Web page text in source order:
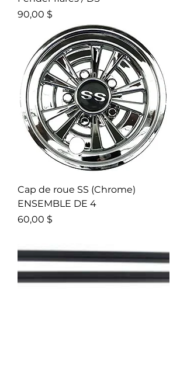
Prix
90,00 $
Cap de roue SS (Chrome)
ENSEMBLE DE 4
Prix
60,00 $